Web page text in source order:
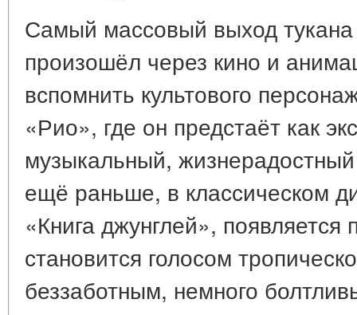
Самый массовый выход тукана
произошёл через кино и
вспомнить культового
«Рио», где он предстаёт как
музыкальный,
ещё раньше, в классическом
«Книга джунглей»,
становится голосом
беззаботным, немного